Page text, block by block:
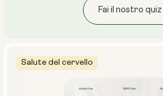
Salute del cervello
Fai il nostro quiz